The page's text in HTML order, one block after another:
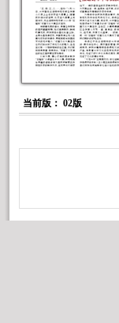
当前版： 02版